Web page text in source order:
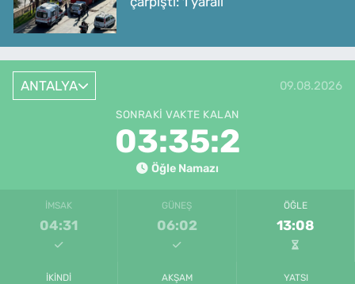
ANTALYA 09.08.2026
SONRAKI VAKTE KALAN
03:35:2
Öğle Namazı
İMSAK
04:31
GÜNEŞ
06:02
ÖĞLE
13:08
İKINDI AKŞAM YATSI